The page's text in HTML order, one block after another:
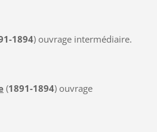
1894) ouvrage intermédiaire.
(1891-1894) ouvrage